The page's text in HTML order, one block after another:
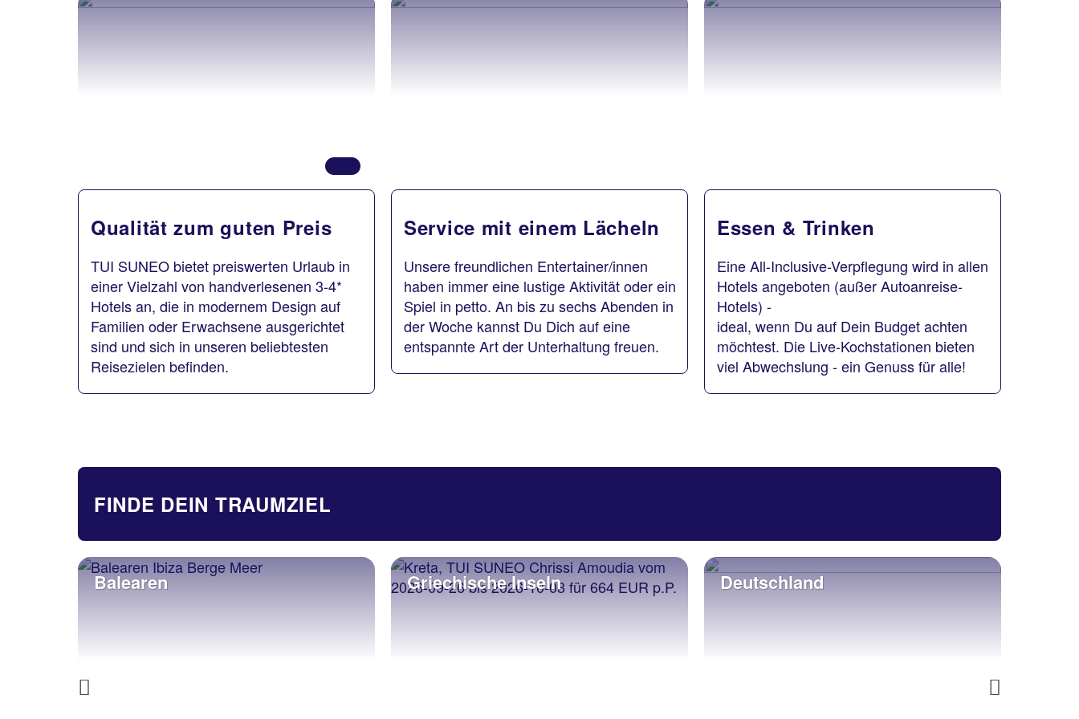
Qualität zum guten Preis
TUI SUNEO bietet preiswerten Urlaub in
einer Vielzahl von handverlesenen 3-4*
Hotels an, die in modernem Design auf
Familien oder Erwachsene ausgerichtet
sind und sich in unseren beliebtesten
Reisezielen befinden.
Service mit einem Lächeln
Unsere freundlichen Entertainer/innen
haben immer eine lustige Aktivität oder ein
Spiel in petto. An bis zu sechs Abenden in
der Woche kannst Du Dich auf eine
entspannte Art der Unterhaltung freuen.
Essen & Trinken
Eine All-Inclusive-Verpflegung wird in allen
Hotels angeboten (außer Autoanreise-
Hotels) -
ideal, wenn Du auf Dein Budget achten
möchtest. Die Live-Kochstationen bieten
viel Abwechslung - ein Genuss für alle!
FINDE DEIN TRAUMZIEL
Previous
Balearen Griechische Inseln Deutschland